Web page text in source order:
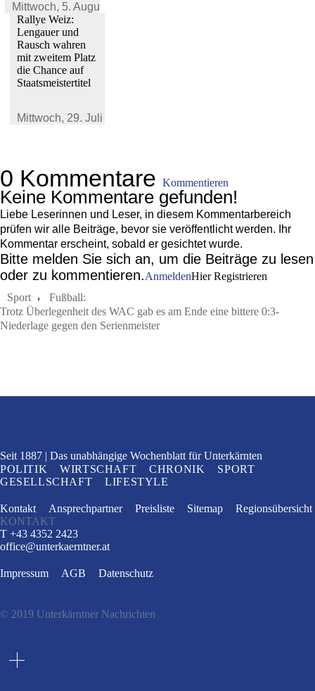
Mittwoch, 5. August 2026
Rallye Weiz:
Lengauer und
Rausch wahren
mit zweitem Platz
die Chance auf
Staatsmeistertitel
Mittwoch, 29. Juli 2026
0 Kommentare Kommentieren
Keine Kommentare gefunden!
Liebe Leserinnen und Leser, in diesem Kommentarbereich
prüfen wir alle Beiträge, bevor sie veröffentlicht werden. Ihr
Kommentar erscheint, sobald er gesichtet wurde.
Bitte melden Sie sich an, um die Beiträge zu lesen
oder zu kommentieren.AnmeldenHier Registrieren
Sport
Fußball:
Trotz Überlegenheit des WAC gab es am Ende eine bittere 0:3-
Niederlage gegen den Serienmeister
Seit 1887 Das unabhängige Wochenblatt für Unterkärnten
POLITIK
WIRTSCHAFT CHRONIK
SPORT
GESELLSCHAFT
LIFESTYLE
Kontakt Ansprechpartner Preisliste Sitemap
Regionsübersicht
KONTAKT
T +43 4352 2423
office@unterkaerntner.at
Impressum AGB Datenschutz
© 2019 Unterkärntner Nachrichten